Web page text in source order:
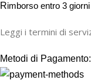
Rimborso entro 3
Leggi i termini di
Metodi di Pagamento: